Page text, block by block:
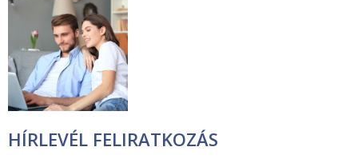
HÍRLEVÉL FELIRATKOZÁS